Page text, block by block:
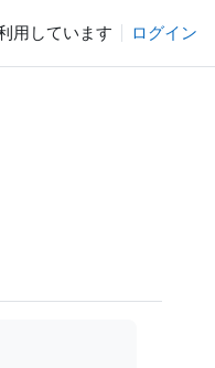
用しています ログイン